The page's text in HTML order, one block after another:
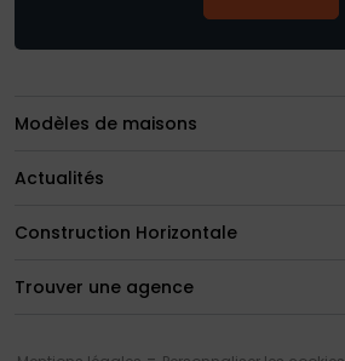
Modèles de maisons
Actualités
Construction Horizontale
Trouver une agence